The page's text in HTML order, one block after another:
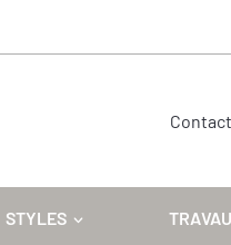
Contact
STYLES